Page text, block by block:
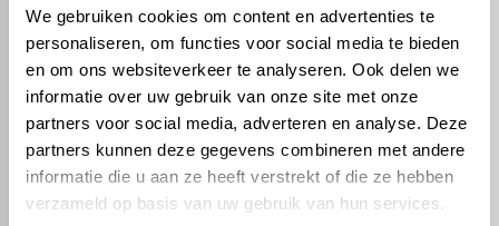
We gebruiken cookies om content en advertenties te
personaliseren, om functies voor social media te bieden
en om ons websiteverkeer te analyseren. Ook delen we
informatie over uw gebruik van onze site met onze
partners voor social media, adverteren en analyse. Deze
partners kunnen deze gegevens combineren met andere
informatie die u aan ze heeft verstrekt of die ze hebben
verzameld op basis van uw gebruik van hun services.
ASSORTIMENT
Hemelwaterafvoer
Drukleiding
KENNIS EN HULP
Klantenservice
Kennisbank
check_circleDé bouwmarkt van Altena
check_circle Direct uit grote voorraad geleverd met eigen transport
check_circleLevering in NL en BE